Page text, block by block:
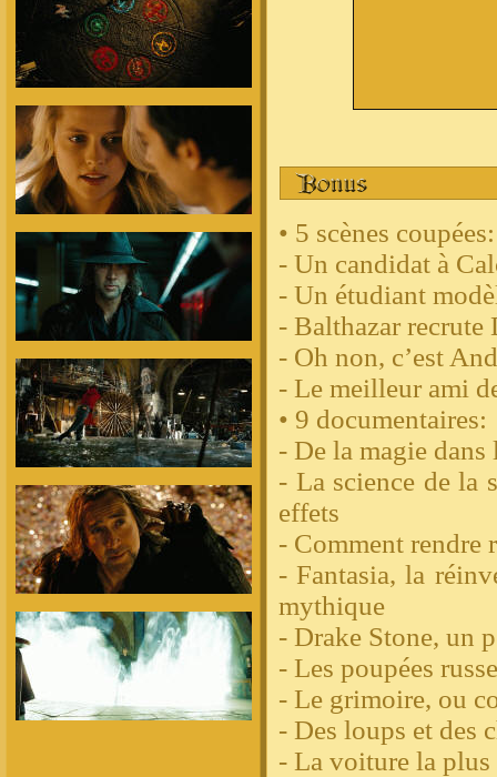
• 5 scènes coupées:
- Un candidat à
- Un étudiant
- Balthazar recrute
- Oh non, c’est
- Le meilleur ami
• 9 documentaires:
- De la magie
- La science de la
effets
- Comment rendre
- Fantasia, la
mythique
- Drake Stone, un
- Les poupées
- Le grimoire, ou
- Des loups et des
- La voiture la plus